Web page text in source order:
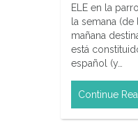
ELE en la
la semana
mañana
está
español (y…
Continue